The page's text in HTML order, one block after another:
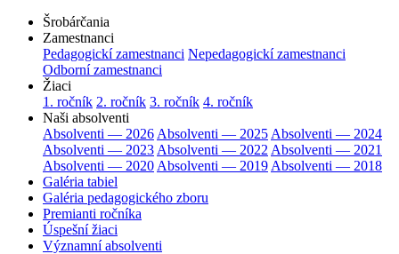
Šrobárčania
Zamestnanci
Pedagogickí zamestnanci Nepedagogickí zamestnanci
Odborní zamestnanci
Žiaci
1. ročník 2. ročník 3. ročník 4. ročník
Naši absolventi
Absolventi — 2026 Absolventi — 2025 Absolventi — 2024
Absolventi — 2023 Absolventi — 2022 Absolventi — 2021
Absolventi — 2020 Absolventi — 2019 Absolventi — 2018
Galéria tabiel
Galéria pedagogického zboru
Premianti ročníka
Úspešní žiaci
Významní absolventi